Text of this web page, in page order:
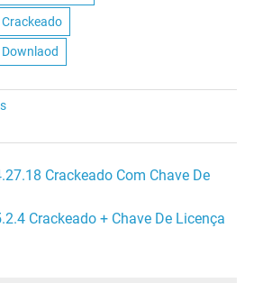
Crackeado Com Chave De
Crackeado + Chave De Licença